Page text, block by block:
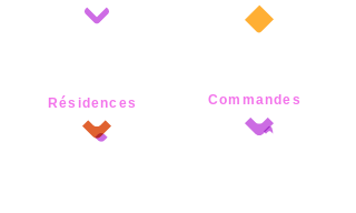
Résidences Commandes